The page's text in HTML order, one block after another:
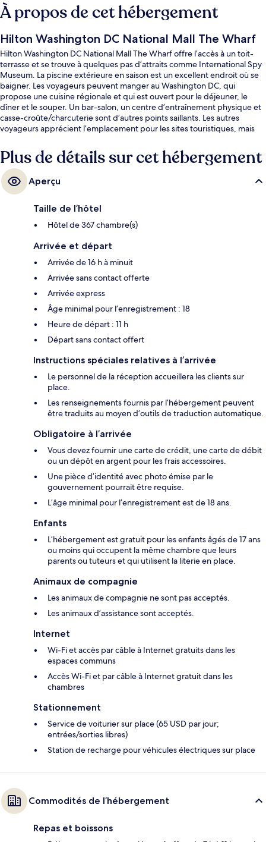
À propos de cet hébergement
Hilton Washington DC National Mall The Wharf
Hilton Washington DC National Mall The Wharf offre l’accès à un toit-
terrasse et se trouve à quelques pas d’attraits comme International Spy
Museum. La piscine extérieure en saison est un excellent endroit où se
baigner. Les voyageurs peuvent manger au Washington DC, qui
propose une cuisine régionale et qui est ouvert pour le déjeuner, le
dîner et le souper. Un bar-salon, un centre d’entraînement physique et
casse-croûte/charcuterie sont d’autres points saillants. Les autres
voyageurs apprécient l’emplacement pour les sites touristiques, mais
L'Enfant Plaza est à 6 minutes à pied et Station de métro Smithsonian se
situe à 7 minutes à pied.
Plus de détails sur cet hébergement
Aperçu
Taille de l’hôtel
Hôtel de 367 chambre(s)
Arrivée et départ
Arrivée de 16 h à minuit
Arrivée sans contact offerte
Arrivée express
Âge minimal pour l’enregistrement : 18
Heure de départ : 11 h
Départ sans contact offert
Instructions spéciales relatives à l’arrivée
Le personnel de la réception accueillera les clients sur
place.
Les renseignements fournis par l’hébergement peuvent
être traduits au moyen d’outils de traduction automatique.
Obligatoire à l’arrivée
Vous devez fournir une carte de crédit, une carte de débit
ou un dépôt en argent pour les frais accessoires.
Une pièce d’identité avec photo émise par le
gouvernement pourrait être requise.
L’âge minimal pour l’enregistrement est de 18 ans.
Enfants
L’hébergement est gratuit pour les enfants âgés de 17 ans
ou moins qui occupent la même chambre que leurs
parents ou tuteurs et qui utilisent la literie en place.
Animaux de compagnie
Les animaux de compagnie ne sont pas acceptés.
Les animaux d’assistance sont acceptés.
Internet
Wi-Fi et accès par câble à Internet gratuits dans les
espaces communs
Accès Wi-Fi et par câble à Internet gratuit dans les
chambres
Stationnement
Service de voiturier sur place (65 USD par jour;
entrées/sorties libres)
Station de recharge pour véhicules électriques sur place
Commodités de l’hébergement
Repas et boissons